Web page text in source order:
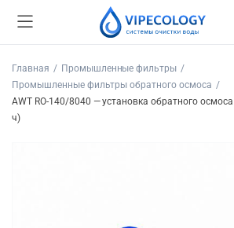
Главная
Промышленные фильтры
Промышленные фильтры обратного осмоса
AWT RO-140/8040 — установка обратного
ч)